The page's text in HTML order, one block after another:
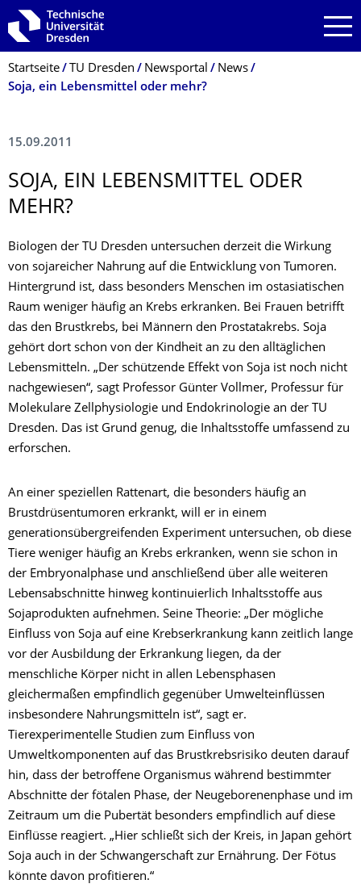
Zur Hauptnavigation springen
Zur Suche springen
Zum Inhalt springen
Breadcrumb-Menü
Startseite TU Dresden Newsportal
News
Soja, ein Lebensmittel oder mehr?
15.09.2011
SOJA, EIN LEBENSMITTEL ODER
MEHR?
Biologen der TU Dresden untersuchen derzeit die Wirkung
von sojareicher Nahrung auf die Entwicklung von Tumoren.
Hintergrund ist, dass besonders Menschen im ostasiatischen
Raum weniger häufig an Krebs erkranken. Bei Frauen betrifft
das den Brustkrebs, bei Männern den Prostatakrebs. Soja
gehört dort schon von der Kindheit an zu den alltäglichen
Lebensmitteln. „Der schützende Effekt von Soja ist noch nicht
nachgewiesen“, sagt Professor Günter Vollmer, Professur für
Molekulare Zellphysiologie und Endokrinologie an der TU
Dresden. Das ist Grund genug, die Inhaltsstoffe umfassend zu
erforschen.
An einer speziellen Rattenart, die besonders häufig an
Brustdrüsentumoren erkrankt, will er in einem
generationsübergreifenden Experiment untersuchen, ob diese
Tiere weniger häufig an Krebs erkranken, wenn sie schon in
der Embryonalphase und anschließend über alle weiteren
Lebensabschnitte hinweg kontinuierlich Inhaltsstoffe aus
Sojaprodukten aufnehmen. Seine Theorie: „Der mögliche
Einfluss von Soja auf eine Krebserkrankung kann zeitlich lange
vor der Ausbildung der Erkrankung liegen, da der
menschliche Körper nicht in allen Lebensphasen
gleichermaßen empfindlich gegenüber Umwelteinflüssen
insbesondere Nahrungsmitteln ist“, sagt er.
Tierexperimentelle Studien zum Einfluss von
Umweltkomponenten auf das Brustkrebsrisiko deuten darauf
hin, dass der betroffene Organismus während bestimmter
Abschnitte der fötalen Phase, der Neugeborenenphase und im
Zeitraum um die Pubertät besonders empfindlich auf diese
Einflüsse reagiert. „Hier schließt sich der Kreis, in Japan gehört
Soja auch in der Schwangerschaft zur Ernährung. Der Fötus
könnte davon profitieren.“